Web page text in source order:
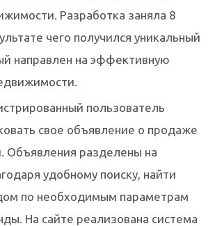
Разработка заняла 8
чего получился уникальный
направлен на эффективную
пользователь
свое объявление о продаже
Объявления разделены на
удобному поиску, найти
по необходимым параметрам
На сайте реализована система